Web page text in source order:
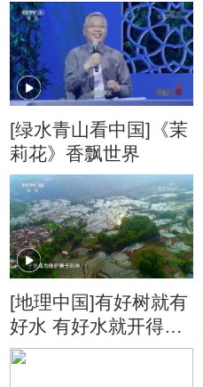
[绿水青山看中国]《茉
莉花》香飘世界
[地理中国]有好树就有
好水 有好水就开得好
田